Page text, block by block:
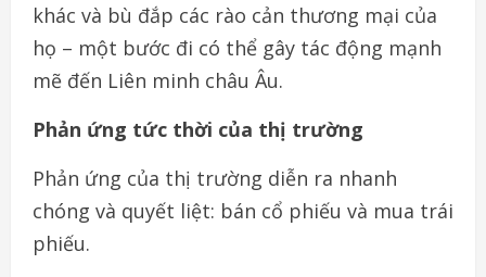
khác và bù đắp các rào cản thương mại của
họ – một bước đi có thể gây tác động mạnh
mẽ đến Liên minh châu Âu.
Phản ứng tức thời của thị trường
Phản ứng của thị trường diễn ra nhanh
chóng và quyết liệt: bán cổ phiếu và mua trái
phiếu.